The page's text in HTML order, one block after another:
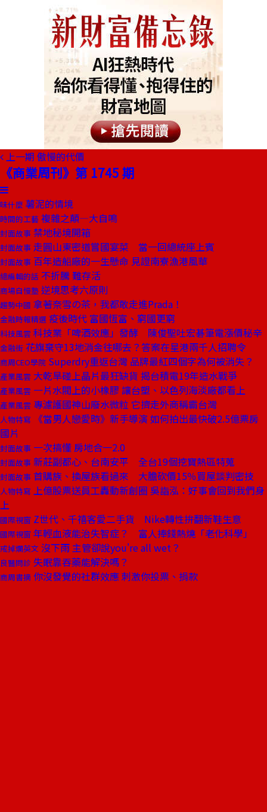
上一期 傲慢的代價
《商業周刊》第 1745 期
味什麼 薯泥的情境
時間的工藝 複雜之顛—大自鳴
封面故事 禁地秘境開箱
封面故事 走圓山東密道嘗國宴菜 當一回總統座上賓
封面故事 百年造船廠的一生懸命 見證南寮漁港風華
總編輯的話 不折騰 難存活
商場自慢塾 逆境思考六原則
趨勢中國 拿著奈雪の茶，我都敢走進Prada！
金融時報精選 疫後時代 富國恆富、窮國更窮
科技風雲 科技業「啤酒效應」發酵 陳俊聖吐宏碁筆電漲價秘辛
金融街 花旗棄守13地消金往哪去？答案在星港兩千人招聘令
商周CEO學院 Superdry重返台灣 品牌最紅四個字為何被消失？
產業風雲 大乾旱碰上晶片最狂缺貨 揭台積電19年造水戰爭
產業風雲 一片水閥上的小橡膠 讓台塑、以色列海淡廠都看上
產業風雲 專濾護國神山廢水微粒 它擠走外商稱霸台灣
人物特寫
《當男人戀愛時》新手導演 如何拍出最快破2.5億票房
國片
封面故事 一次搞懂 房地合一2.0
封面故事 新莊副都心、台南安平 全台19個挖寶熱區特蒐
封面故事 首購族、換屋族看過來 大膽砍價15％買屋談判密技
人物特寫 上億股票送員工轟動新創圈 吳詣泓：好事會回到我們身
上
國際視窗 Z世代、千禧客愛二手貨 Nike轉性拚翻新鞋生意
國際視窗 年輕血液能治失智症？ 富人捧錢熱燒「老化科學」
戒掉爛英文 沒下雨 主管卻說you're all wet？
良醫問診 失眠靠吞藥能解決嗎？
商周書摘 你沒發覺的社群效應 刺激你投票、捐款